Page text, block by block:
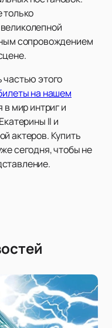
только
сопровождением
частью этого
на нашем
мир интриг и
II и
актеров. Купить
сегодня, чтобы не